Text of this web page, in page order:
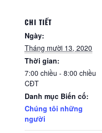
CHI TIẾT
Ngày:
Tháng mười 13, 2020
Thời gian:
7:00 chiều - 8:00 chiều
CĐT
Danh mục Biến cố:
Chúng tôi những
người